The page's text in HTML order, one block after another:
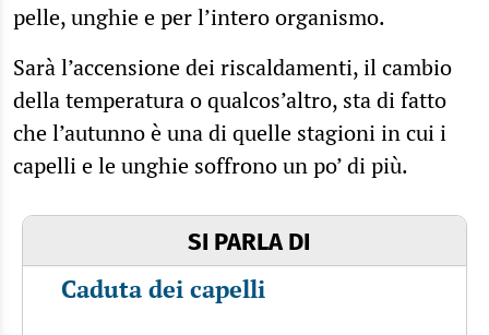
pelle, unghie e per l’intero organismo.
Sarà l’accensione dei riscaldamenti, il cambio
della temperatura o qualcos’altro, sta di fatto
che l’autunno è una di quelle stagioni in cui i
capelli e le unghie soffrono un po’ di più.
SI PARLA DI
Caduta dei capelli